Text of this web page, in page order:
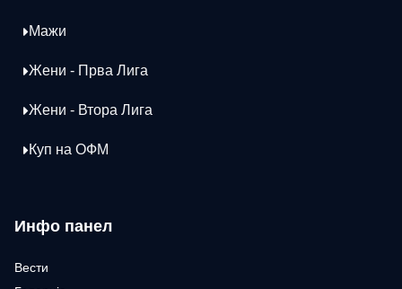
Мажи
Жени - Прва Лига
Жени - Втора Лига
Куп на ОФМ
Инфо панел
Вести